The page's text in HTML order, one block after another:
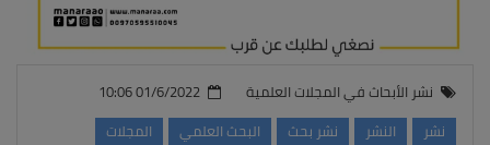
نشر الأبحاث في المجلات العلمية
01/6/2022 10:06
نشر
النشر نشر بحث البحث العلمي
المجلات